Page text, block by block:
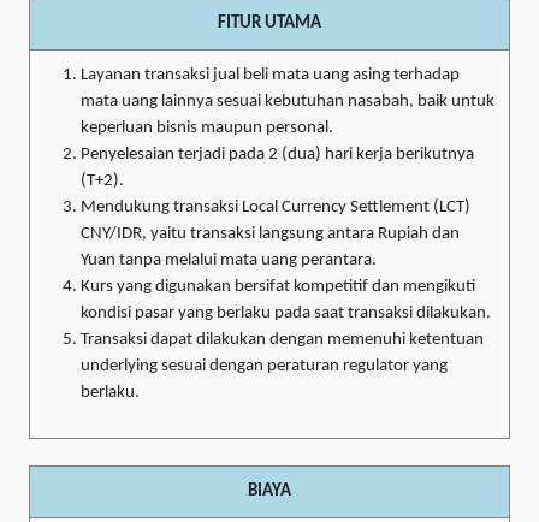
FITUR UTAMA
Layanan transaksi jual beli mata uang asing terhadap
mata uang lainnya sesuai kebutuhan nasabah, baik untuk
keperluan bisnis maupun personal.
Penyelesaian terjadi pada 2 (dua) hari kerja berikutnya
(T+2).
Mendukung transaksi Local Currency Settlement (LCT)
CNY/IDR, yaitu transaksi langsung antara Rupiah dan
Yuan tanpa melalui mata uang perantara.
Kurs yang digunakan bersifat kompetitif dan mengikuti
kondisi pasar yang berlaku pada saat transaksi dilakukan.
Transaksi dapat dilakukan dengan memenuhi ketentuan
underlying sesuai dengan peraturan regulator yang
berlaku.
BIAYA